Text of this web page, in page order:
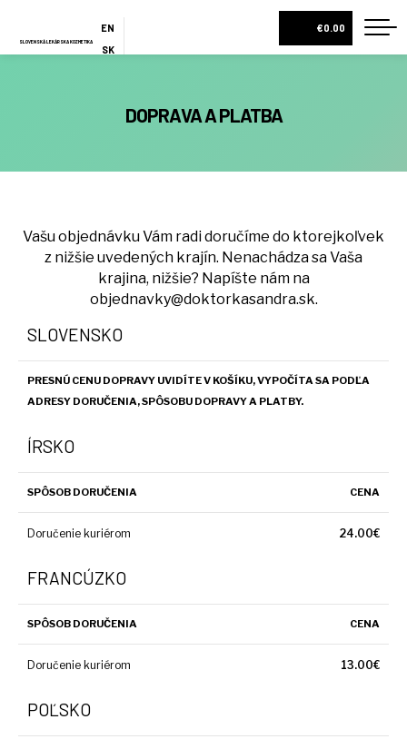
SLOVENSKÁ LEKÁRSKA KOZMETIKA
EN
SK
KRÉMY A PLEŤOVÉ SÉRA
PLEŤOVÉ VODY
€0.00
DOPRAVA A PLATBA
Vašu objednávku Vám radi doručíme do ktorejkoľvek
z nižšie uvedených krajín. Nenachádza sa Vaša
krajina, nižšie? Napíšte nám na
objednavky@doktorkasandra.sk.
SLOVENSKO
PRESNÚ CENU DOPRAVY UVIDÍTE V KOŠÍKU, VYPOČÍTA SA PODĽA
ADRESY DORUČENIA, SPÔSOBU DOPRAVY A PLATBY.
ÍRSKO
SPÔSOB DORUČENIA CENA
Doručenie kuriérom 24.00€
FRANCÚZKO
SPÔSOB DORUČENIA CENA
Doručenie kuriérom 13.00€
POĽSKO